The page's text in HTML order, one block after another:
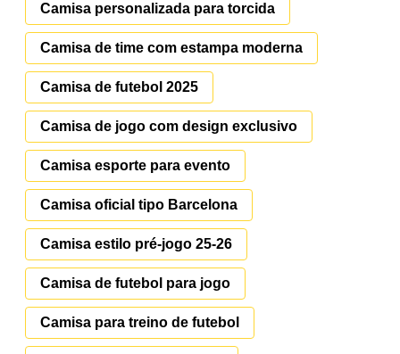
Camisa personalizada para torcida
Camisa de time com estampa moderna
Camisa de futebol 2025
Camisa de jogo com design exclusivo
Camisa esporte para evento
Camisa oficial tipo Barcelona
Camisa estilo pré-jogo 25-26
Camisa de futebol para jogo
Camisa para treino de futebol